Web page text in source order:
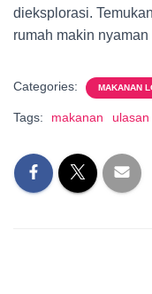
dieksplorasi.
rumah makin nyaman
Categories: MAKANAN
Tags: makanan ulasan